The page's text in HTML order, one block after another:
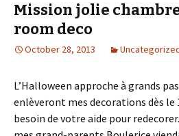
Mission jolie
room deco
October 28, 2013
L’Halloween approche à grands
enlèveront mes decorations dès le
besoin de votre aide pour